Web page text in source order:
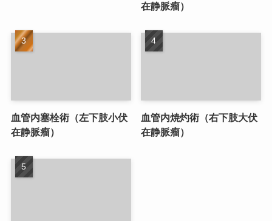
在静脈瘤）
血管内塞栓術（左下肢小伏
在静脈瘤）
血管内焼灼術（右下肢大伏
在静脈瘤）